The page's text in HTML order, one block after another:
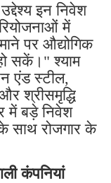
इन निवेश
में
पर औद्योगिक
सकें।" श्याम
एंड स्टील,
श्रीसमृद्धि
में बड़े निवेश
साथ रोजगार के
कंपनियां